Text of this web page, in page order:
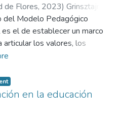
de Flores, 2023) Grinsztajn,
Zeliz, Julieta;De Vega,
Ivana
del Modelo Pedagógico
el de establecer un marco
articular los valores, los
objetivos que informan y
toda la Universidad de
en la educación